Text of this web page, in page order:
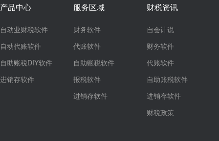
产品中心
自动业财税软件
自动代账软件
自助账税DIY软件
进销存软件
服务区域
财务软件
代账软件
自助账税软件
报税软件
进销存软件
财税资讯
自会计说
财务软件
代账软件
自助账税软件
进销存软件
财税政策